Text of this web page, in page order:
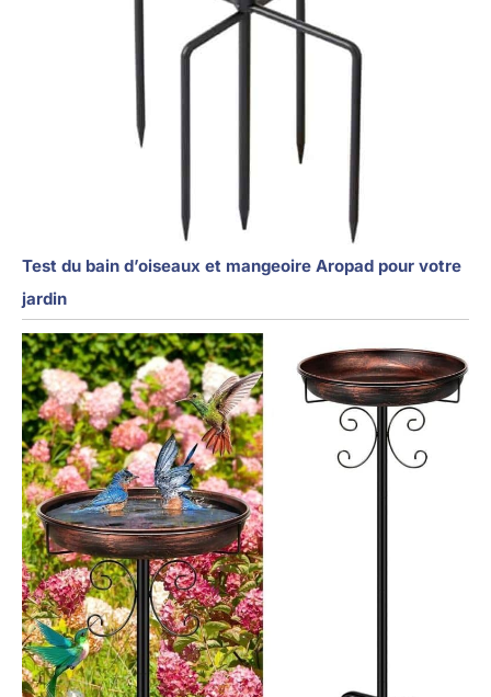
Test du bain d’oiseaux et mangeoire Aropad pour votre
jardin